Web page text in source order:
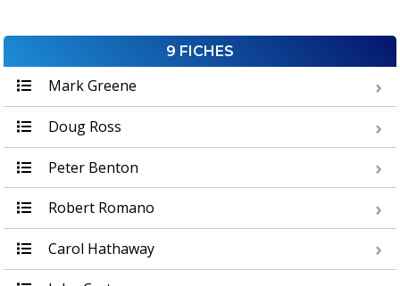
9 FICHES
Mark Greene
Doug Ross
Peter Benton
Robert Romano
Carol Hathaway